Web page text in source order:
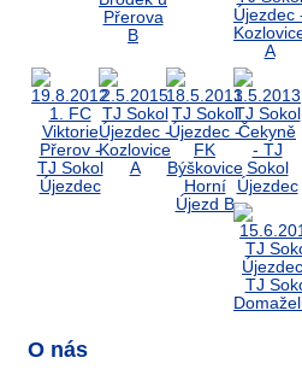
O nás